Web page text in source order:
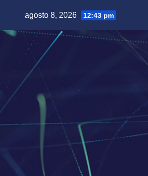
contenido
agosto 8, 2026 12:43 pm